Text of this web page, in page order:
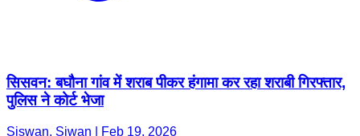
सिसवन: बघौना गांव में शराब पीकर हंगामा कर रहा शराबी गिरफ्तार,
पुलिस ने कोर्ट भेजा
Siswan, Siwan | Feb 19, 2026